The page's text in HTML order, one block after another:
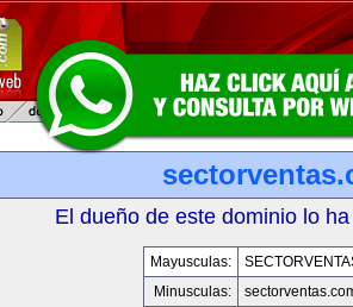
El dueño de este dominio lo
Mayusculas:
Minusculas: